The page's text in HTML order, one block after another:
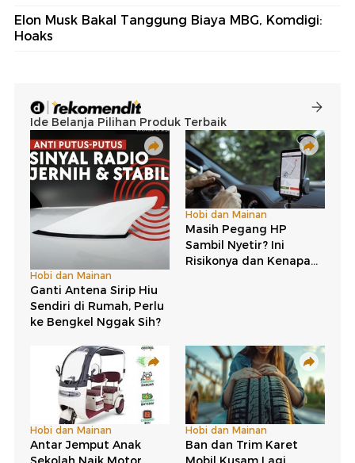
Elon Musk Bakal Tanggung Biaya MBG, Komdigi:
Hoaks